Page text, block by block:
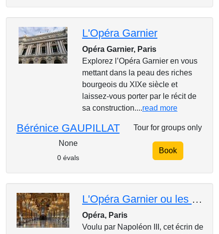
L'Opéra Garnier
Opéra Garnier, Paris
Explorez l’Opéra Garnier en vous
mettant dans la peau des riches
bourgeois du XIXe siècle et
laissez-vous porter par le récit de
sa construction....read more
Bérénice GAUPILLAT
None
0 évals
Tour for groups only
Book
L'Opéra Garnier ou les fastes du second Empire
Opéra, Paris
Voulu par Napoléon III, cet écrin de